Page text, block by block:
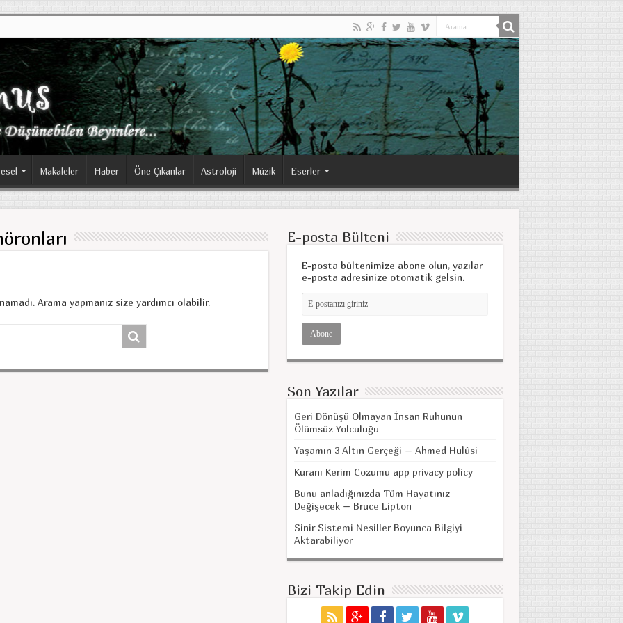
Makaleler Haber Öne Çıkanlar Astroloji Müzik Eserler
Arama yapmanız size yardımcı olabilir.
E-posta Bülteni
E-posta bültenimize abone olun, yazılar
e-posta adresinize otomatik gelsin.
Son Yazılar
Geri Dönüşü Olmayan İnsan Ruhunun
Ölümsüz Yolculuğu
Yaşamın 3 Altın Gerçeği – Ahmed Hulûsi
Kuranı Kerim Cozumu app privacy policy
Bunu anladığınızda Tüm Hayatınız
Değişecek – Bruce Lipton
Sinir Sistemi Nesiller Boyunca Bilgiyi
Aktarabiliyor
Bizi Takip Edin